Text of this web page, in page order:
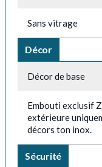
Sans vitrage
Décor
Décor de base
Embouti exclusif
extérieure
décors ton inox.
Sécurité